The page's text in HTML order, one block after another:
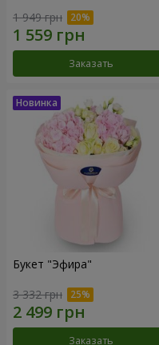
1 949 грн
Заказать
Букет "Эфира"
3 332 грн
Заказать